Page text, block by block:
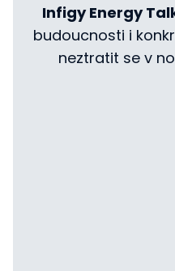
Infigy Energy
budoucnosti i
neztratit se v